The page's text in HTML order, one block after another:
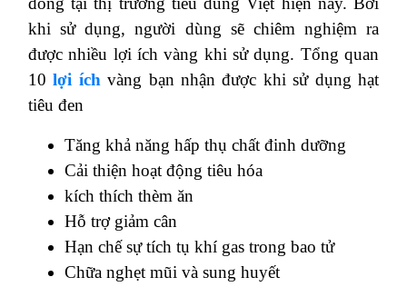
khi sử dụng, người dùng sẽ chiêm nghiệm ra
được nhiều lợi ích vàng khi sử dụng. Tổng quan
10lợi íchvàng bạn nhận được khi sử dụng hạt
tiêu đen
Tăng khả năng hấp thụ chất đinh dưỡng
Cải thiện hoạt động tiêu hóa
kích thích thèm ăn
Hỗ trợ giảm cân
Hạn chế sự tích tụ khí gas trong bao tử
Chữa nghẹt mũi và sung huyết